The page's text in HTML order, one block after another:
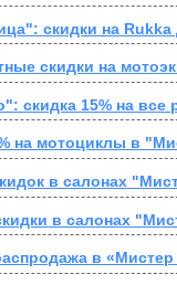
скидки на Rukka
скидки на
скидка 15% на все
на мотоциклы в
в салонах
в салонах
в